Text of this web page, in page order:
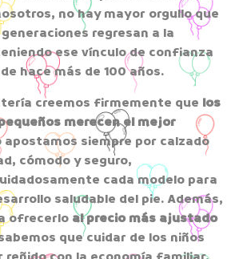
no hay mayor orgullo que
regresan a la
ese vínculo de confianza
hace más de 100 años.
creemos firmemente que los
merecen el mejor
apostamos siempre por calzado
cómodo y seguro,
cada modelo para
saludable del pie. Además,
ofrecerlo al precio más ajustado
que cuidar de los niños